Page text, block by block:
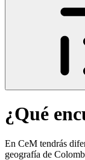
¿Qué
En CeM tendrás
geografía de